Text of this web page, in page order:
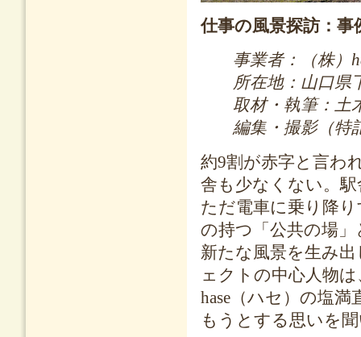
仕事の風景探訪：
事業者：（株）
所在地：山口県
取材・執筆：
編集・撮影（特
約9割が赤字と言わ
舎も少なくない。
ただ電車に乗り降
の持つ「公共の場
新たな風景を生み
ェクトの中心人物
hase（ハセ）の塩
もうとする思いを